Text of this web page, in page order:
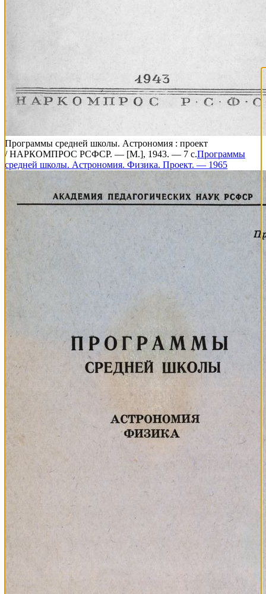
Программы средней школы. Астрономия : проект
/ НАРКОМПРОС РСФСР. — [М.], 1943. — 7 с.Программы
средней школы. Астрономия. Физика. Проект. — 1965